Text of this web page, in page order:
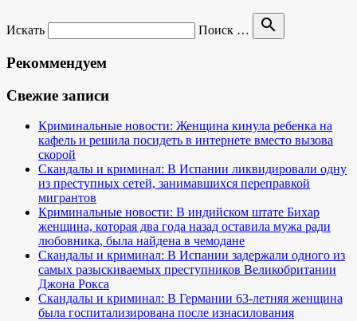
Искать Поиск … search
Рекоммендуем
Свежие записи
Криминальные новости: Женщина кинула ребенка на
кафель и решила посидеть в интернете вместо вызова
скорой
Скандалы и криминал: В Испании ликвидировали одну
из преступных сетей, занимавшихся переправкой
мигрантов
Криминальные новости: В индийском штате Бихар
женщина, которая два года назад оставила мужа ради
любовника, была найдена в чемодане
Скандалы и криминал: В Испании задержали одного из
самых разыскиваемых преступников Великобритании
Джона Рокса
Скандалы и криминал: В Германии 63-летняя женщина
была госпитализирована после изнасилования